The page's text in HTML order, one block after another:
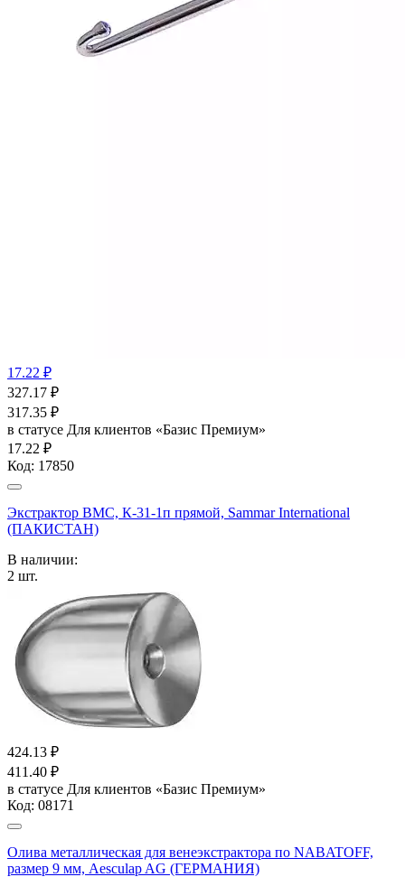
17.22 ₽
327.17 ₽
317.35 ₽
в статусе Для клиентов «Базис Премиум»
17.22 ₽
Код: 17850
Экстрактор ВМС, К-31-1п прямой, Sammar International
(ПАКИСТАН)
В наличии:
2 шт.
424.13 ₽
411.40 ₽
в статусе Для клиентов «Базис Премиум»
Код: 08171
Олива металлическая для венеэкстрактора по NABATOFF,
размер 9 мм, Aesculap AG (ГЕРМАНИЯ)